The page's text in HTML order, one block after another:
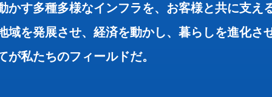
プライバシーポリシー
サイトマップ
かす多種多様なインフラを、お客様と共に支え
域を発展させ、経済を動かし、暮らしを進化さ
が私たちのフィールドだ。